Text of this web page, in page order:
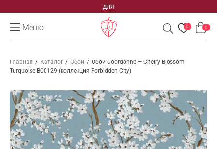
ВАШЕГО
Меню 0 0
Главная / Каталог / Обои / Обои Coordonne — Cherry Blossom
Turquoise B00129 (коллекция Forbidden City)